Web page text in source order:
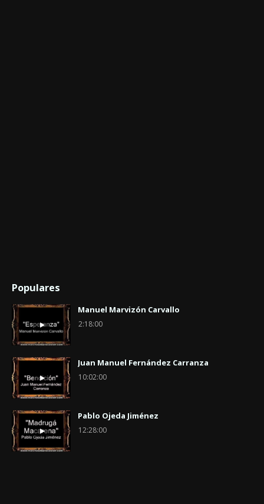
Populares
Manuel Marvizón Carvallo
2:18:00
Juan Manuel Fernández Carranza
10:02:00
Pablo Ojeda Jiménez
12:28:00